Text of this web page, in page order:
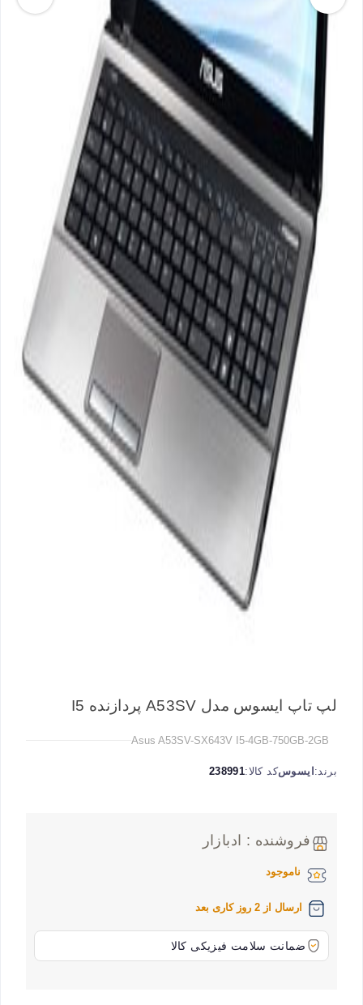
لپ تاپ ایسوس مدل A53SV پردازنده I5
Asus A53SV-SX643V I5-4GB-750GB-2GB
برند: ایسوسکد کالا:238991
فروشنده : ادبازار
ناموجود
ارسال از 2 روز کاری بعد
ضمانت سلامت فیزیکی کالا